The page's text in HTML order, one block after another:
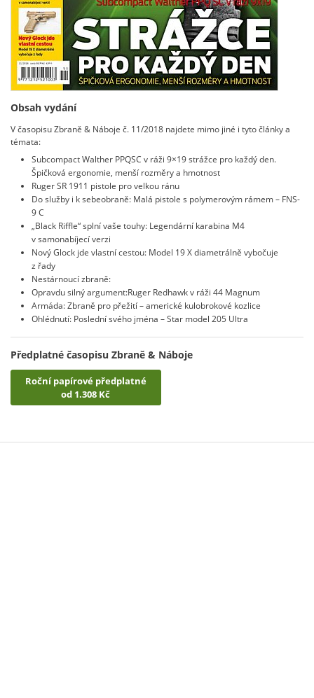
Obsah vydání
V časopisu Zbraně & Náboje č. 11/2018 najdete mimo jiné i tyto články a
témata:
Subcompact Walther PPQSC v ráži 9×19 strážce pro každý den.
Špičková ergonomie, menší rozměry a hmotnost
Ruger SR 1911 pistole pro velkou ránu
Do služby i k sebeobraně: Malá pistole s polymerovým rámem – FNS-
9 C
„Black Riffle“ splní vaše touhy: Legendární karabina M4
v samonabíjecí ver­zi
Nový Glock jde vlastní cestou: Model 19 X diametrálně vybočuje
z řady
Nestárnoucí zbraně:
Opravdu silný argument:Ruger Redhawk v ráži 44 Magnum
Armáda: Zbraně pro přežití – americké kulobrokové kozlice
Ohlédnutí: Poslední svého jména – Star model 205 Ultra
Předplatné časopisu Zbraně & Náboje
Roční papírové předplatné
od 1.308 Kč